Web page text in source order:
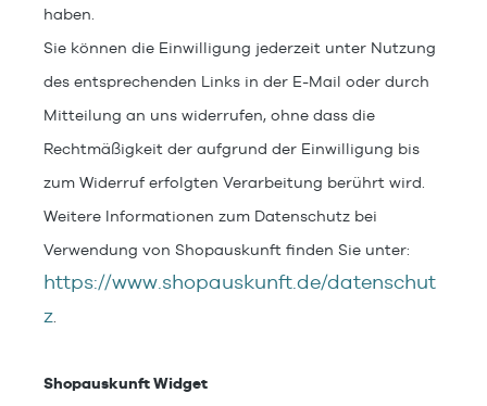
haben.
Sie können die Einwilligung jederzeit unter Nutzung
des entsprechenden Links in der E-Mail oder durch
Mitteilung an uns widerrufen, ohne dass die
Rechtmäßigkeit der aufgrund der Einwilligung bis
zum Widerruf erfolgten Verarbeitung berührt wird.
Weitere Informationen zum Datenschutz bei
Verwendung von Shopauskunft finden Sie unter:
https://www.shopauskunft.de/datenschut
z
Shopauskunft Widget